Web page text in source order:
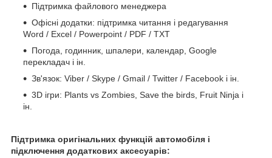
Підтримка файлового менеджера
Офісні додатки: підтримка читання і редагування
Word / Excel / Powerpoint / PDF / TXT
Погода, годинник, шпалери, календар, Google
перекладач і ін.
Зв'язок: Viber / Skype / Gmail / Twitter / Facebook і ін.
3D ігри: Plants vs Zombies, Save the birds, Fruit Ninja і
ін.
Підтримка оригінальних функцій автомобіля і
підключення додаткових аксесуарів: